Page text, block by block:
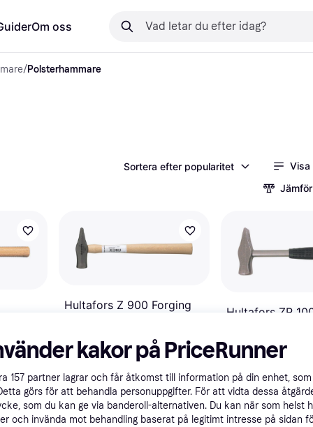
Om oss
/Polsterhammare
Sortera efter popularitet
Visa
Hultafors Z 900 Forging
465 kr
9+ butiker
Hultafors ZR
Vikt: 1000
750 kr
9+ butiker
kakor på PriceRunner
157 partner lagrar och får åtkomst till information på din enhet,
görs för att behandla personuppgifter. För att vidta dessa
som du kan ge via banderoll-alternativen. Du kan när som helst
och invända mot behandling baserat på legitimt intresse på sidan